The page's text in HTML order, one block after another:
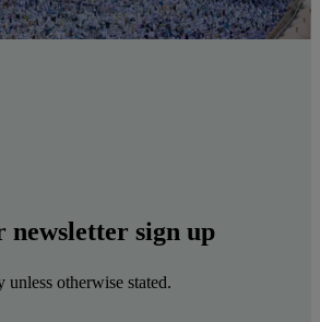
newsletter sign up
otherwise stated.